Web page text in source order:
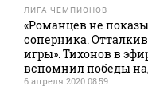
ЛИГА ЧЕМПИОНОВ
«Романцев не
соперника.
игры». Тихонов в
вспомнил победы
6 апреля 2020 08:59